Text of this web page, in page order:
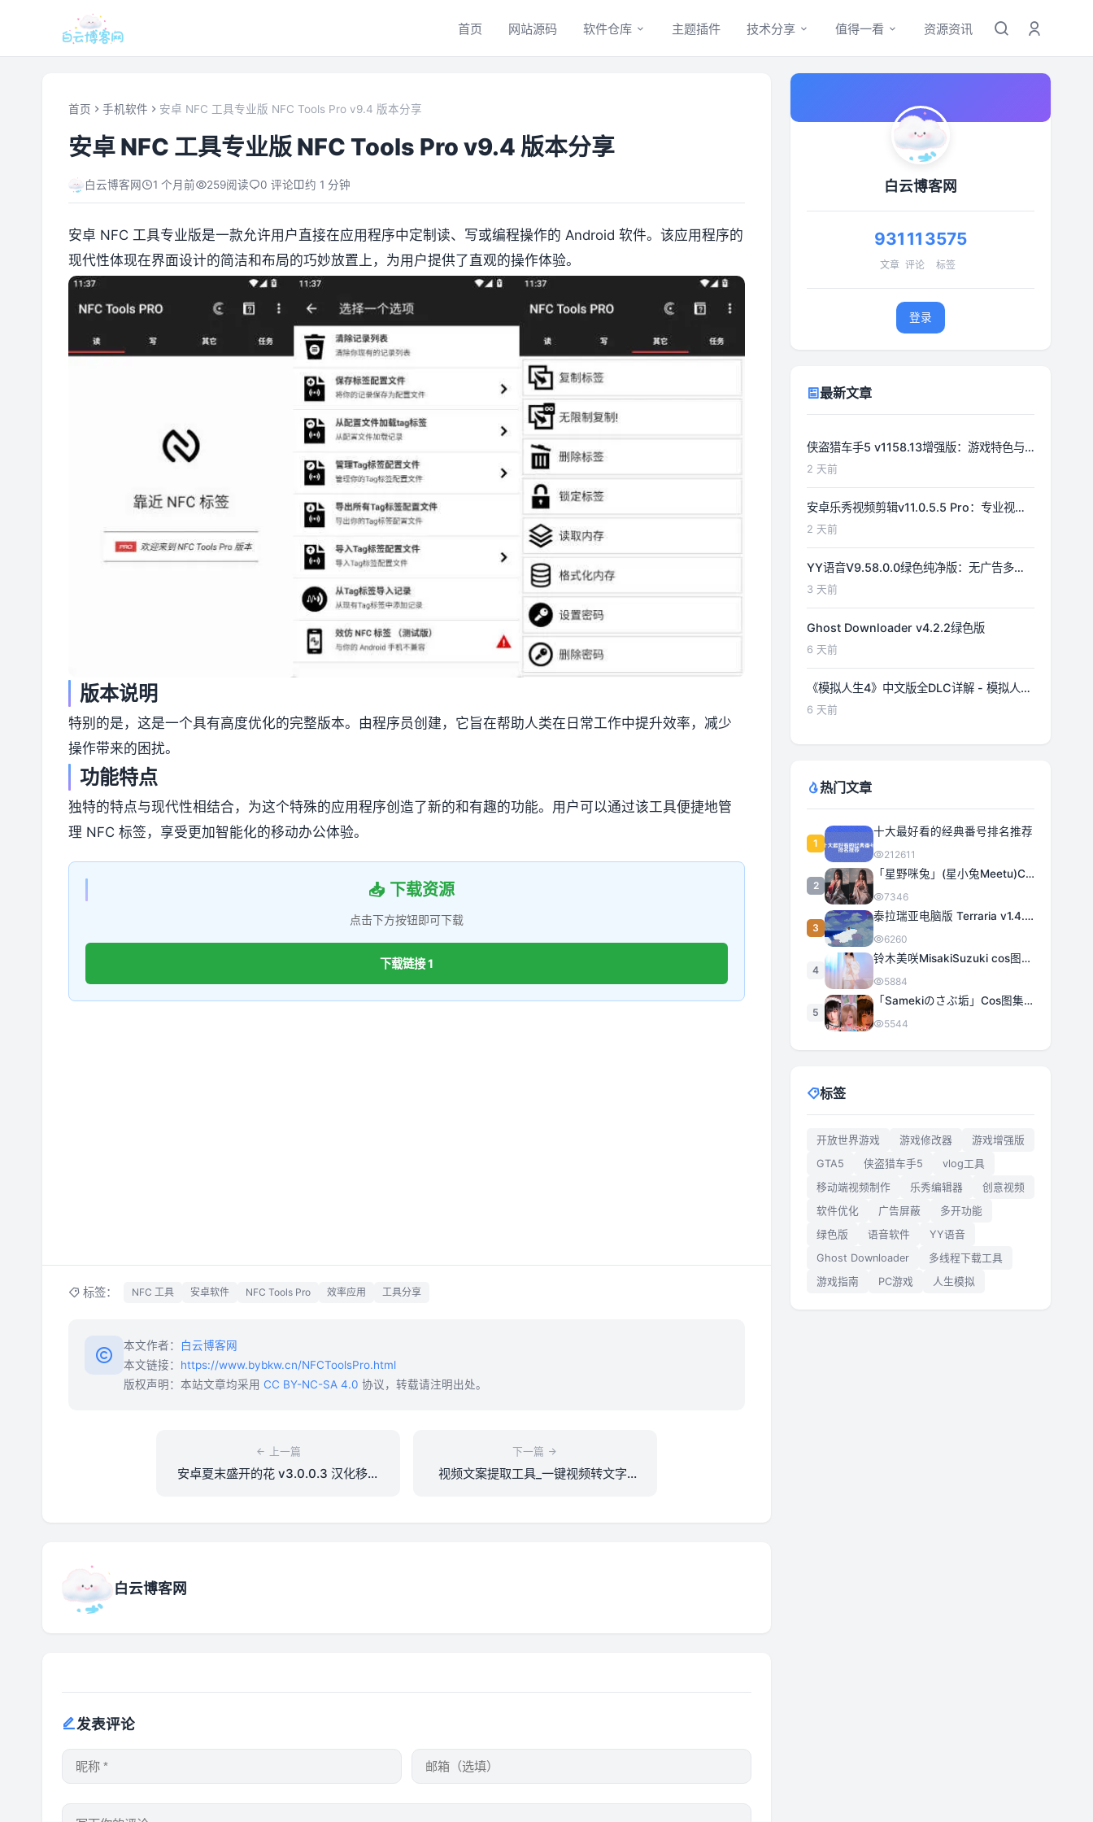
首页 网站源码 软件仓库 主题插件 技术分享 值得一看 资源资讯
首页 手机软件 安卓 NFC 工具专业版 NFC Tools Pro v9.4 版本分享
安卓 NFC 工具专业版 NFC Tools Pro v9.4 版本分享
白云博客网 1 个月前 259阅读 0 评论 约 1 分钟
安卓 NFC 工具专业版是一款允许用户直接在应用程序中定制读、写或编程操作的 Android 软件。该应用程序的
现代性体现在界面设计的简洁和布局的巧妙放置上，为用户提供了直观的操作体验。
版本说明
特别的是，这是一个具有高度优化的完整版本。由程序员创建，它旨在帮助人类在日常工作中提升效率，减少
操作带来的困扰。
功能特点
独特的特点与现代性相结合，为这个特殊的应用程序创造了新的和有趣的功能。用户可以通过该工具便捷地管
理 NFC 标签，享受更加智能化的移动办公体验。
📥 下载资源
点击下方按钮即可下载
下载链接 1
标签： NFC 工具 安卓软件 NFC Tools Pro 效率应用 工具分享
本文作者：
白云博客网
本文链接： https://www.bybkw.cn/NFCToolsPro.html
版权声明：本站文章均采用 CC BY-NC-SA 4.0 协议，转载请注明出处。
上一篇
安卓夏末盛开的花 v3.0.0.3 汉化移植
下一篇
视频文案提取工具_一键视频转文字_
白云博客网
发表评论
白云博客网
931
文章
11
评论
3575
标签
登录
最新文章
侠盗猎车手5 v1158.13增强版：游戏特色与
功能详解
2 天前
安卓乐秀视频剪辑v11.0.5.5 Pro：专业视频
编辑工具详解
2 天前
YY语音V9.58.0.0绿色纯净版：无广告多开
体验优化
3 天前
Ghost Downloader v4.2.2绿色版
6 天前
《模拟人生4》中文版全DLC详解 - 模拟人生
游戏指南
6 天前
热门文章
1
十大最好看的经典番号排名推荐
212611
2
「星野咪兔」(星小兔Meetu)COS图集全部作品合集 [持续更新]
7346
3
泰拉瑞亚电脑版 Terraria v1.4.5.3 豪华中文 | 全DLC|解压即撸
6260
4
铃木美咲MisakiSuzuki cos图集合集打包下载 363套日系治愈女神精选
5884
5
「Samekiのさぶ垢」Cos图集全部作品作品合集[持续更新] 甜美与性感的完美融合
5544
标签
开放世界游戏 游戏修改器
游戏增强版
GTA5
侠盗猎车手5
vlog工具
移动端视频制作
乐秀编辑器
创意视频
软件优化
广告屏蔽
多开功能
绿色版
语音软件
YY语音
Ghost Downloader
多线程下载工具
游戏指南
PC游戏 人生模拟